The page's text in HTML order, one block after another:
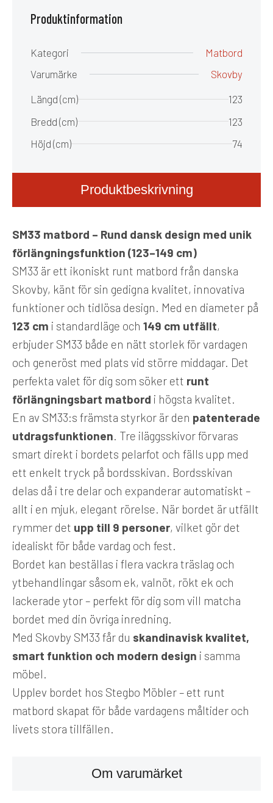
Produktbeskrivning
Om varumärket
SM33 matbord – Rund dansk design med unik
förlängningsfunktion (123–149 cm)
SM33 är ett ikoniskt runt matbord från danska
Skovby, känt för sin gedigna kvalitet, innovativa
funktioner och tidlösa design. Med en diameter på
123 cm i standardläge och 149 cm utfällt,
erbjuder SM33 både en nätt storlek för vardagen
och generöst med plats vid större middagar. Det
perfekta valet för dig som söker ett runt
förlängningsbart matbord i högsta kvalitet.
En av SM33:s främsta styrkor är den patenterade
utdragsfunktionen. Tre iläggsskivor förvaras
smart direkt i bordets pelarfot och fälls upp med
ett enkelt tryck på bordsskivan. Bordsskivan
delas då i tre delar och expanderar automatiskt –
allt i en mjuk, elegant rörelse. När bordet är utfällt
rymmer det upp till 9 personer, vilket gör det
idealiskt för både vardag och fest.
Bordet kan beställas i flera vackra träslag och
ytbehandlingar såsom ek, valnöt, rökt ek och
lackerade ytor – perfekt för dig som vill matcha
bordet med din övriga inredning.
Med Skovby SM33 får du skandinavisk kvalitet,
smart funktion och modern design i samma
möbel.
Upplev bordet hos Stegbo Möbler – ett runt
matbord skapat för både vardagens måltider och
livets stora tillfällen.
Produktinformation
Kategori
Matbord
Varumärke
Skovby
Längd (cm)
123
Bredd (cm)
123
Höjd (cm)
74